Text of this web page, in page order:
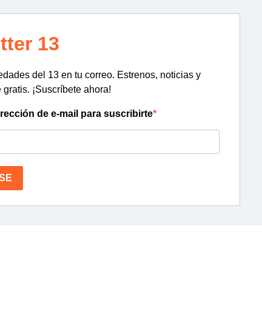
13
del 13 en tu correo. Estrenos, noticias y
gratis. ¡Suscríbete ahora!
de e-mail para suscribirte